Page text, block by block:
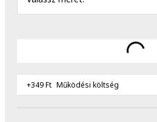
+349 Ft Működési költség